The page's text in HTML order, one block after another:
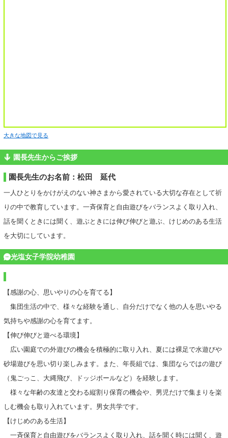
大きな地図で見る
園長先生からご挨拶
園長先生のお名前：松田 延代
一人ひとりをかけがえのない神さまから愛されている大切な存在として祈
りの中で教育しています。一斉保育と自由遊びをバランスよく取り入れ、
話を聞くときには聞く、遊ぶときには伸び伸びと遊ぶ、けじめのある生活
を大切にしています。
光塩女子学院幼稚園
【感謝の心、思いやりの心を育てる】
集団生活の中で、様々な経験を通し、自分だけでなく他の人を思いやる
気持ちや感謝の心を育てます。
【伸び伸びと遊べる環境】
広い園庭での外遊びの機会を積極的に取り入れ、夏には裸足で水遊びや
砂場遊びを思い切り楽しみます。また、年長組では、集団ならではの遊び
（鬼ごっこ、大縄飛び、ドッジボールなど）を経験します。
様々な年齢の友達と交わる縦割り保育の機会や、男児だけで集まりを楽
しむ機会も取り入れています。男女共学です。
【けじめのある生活】
一斉保育と自由遊びをバランスよく取り入れ、話を聞く時には聞く、遊